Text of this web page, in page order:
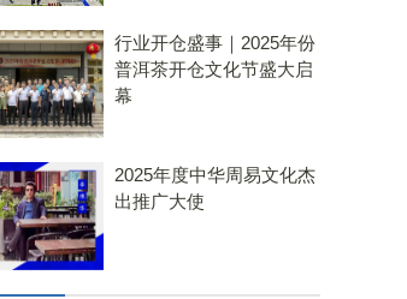
行业开仓盛事｜2025年份
普洱茶开仓文化节盛大启
幕
2025年度中华周易文化杰
出推广大使